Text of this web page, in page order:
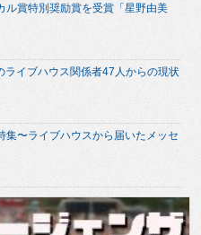
ル賞特別奨励賞を受賞「星野由美
ライブハウス関係者47人からの現状
集〜ライブハウスから届いたメッセ